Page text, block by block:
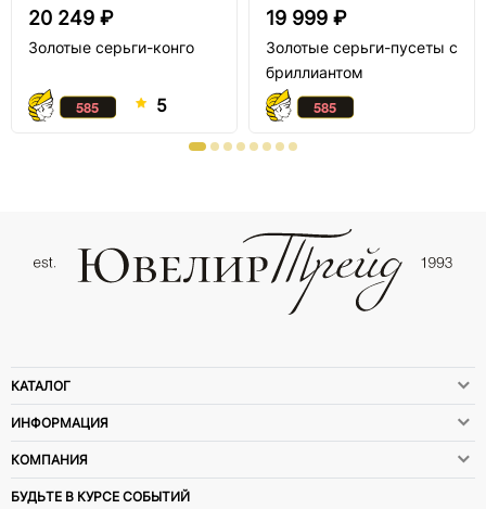
20 249 ₽
Золотые серьги-конго
5
19 999 ₽
Золотые серьги-пусеты с
бриллиантом
КАТАЛОГ
ИНФОРМАЦИЯ
КОМПАНИЯ
БУДЬТЕ В КУРСЕ СОБЫТИЙ